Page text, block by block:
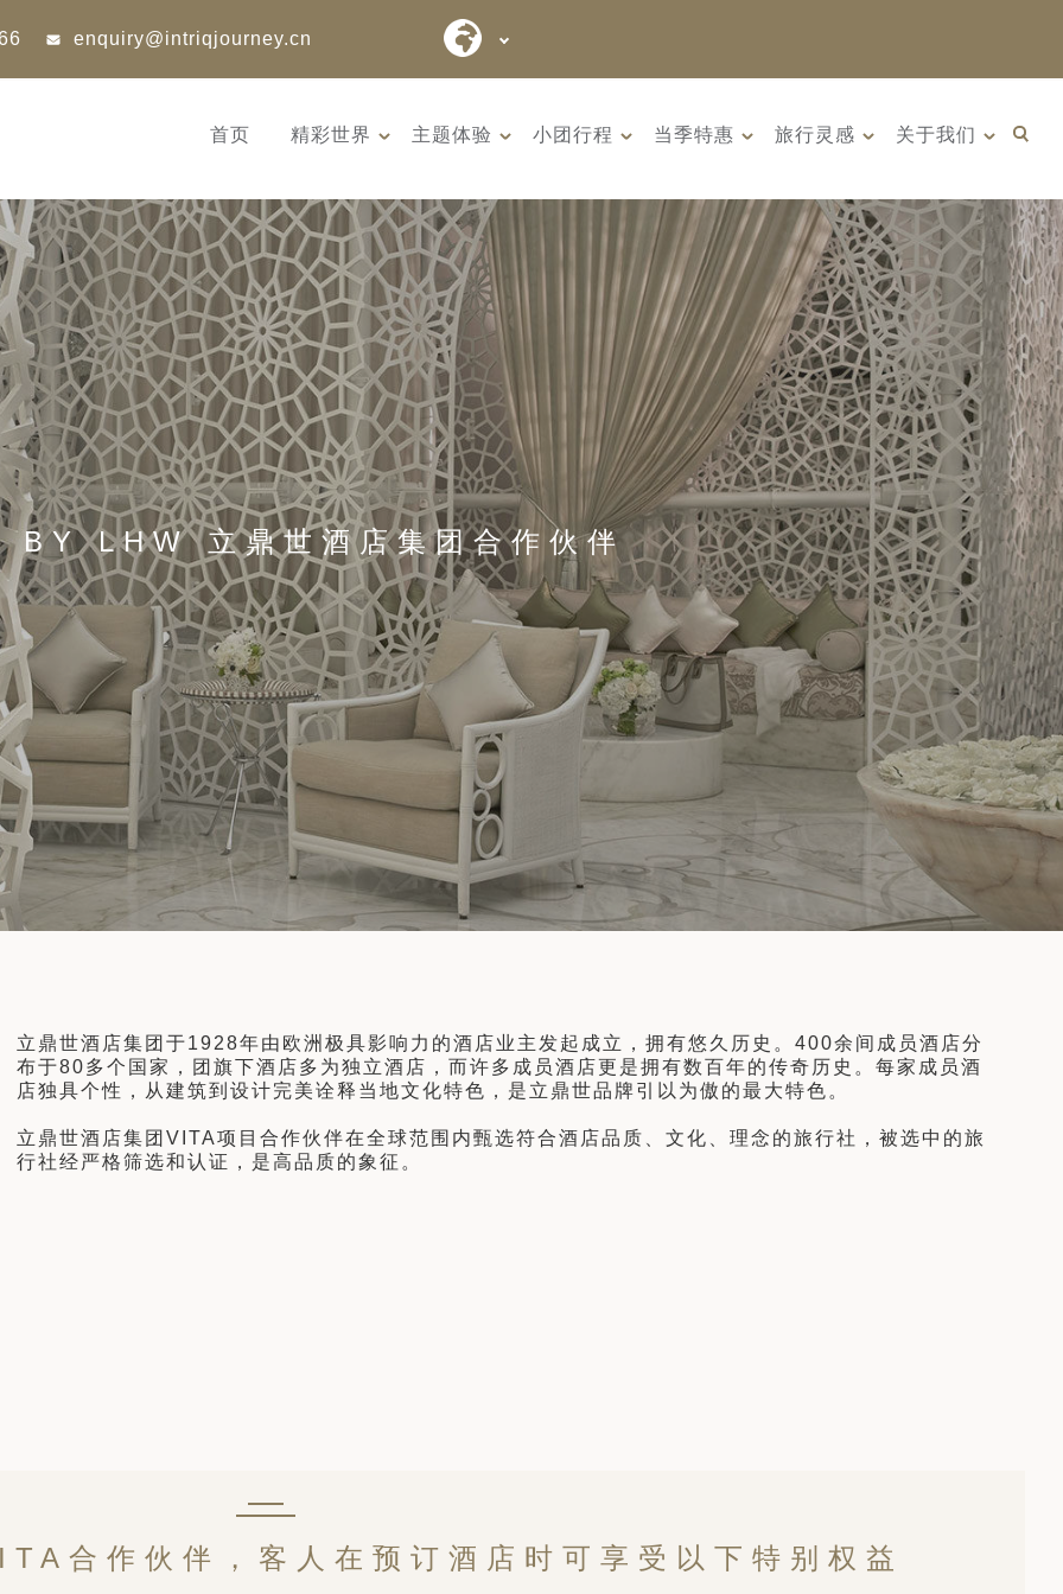
enquiry@intriqjourney.cn
首页 精彩世界 主题体验 小团行程
9天 桑尼亚大迁徙与黑猩猩
游猎之旅 （2026 年 7 月 18
日 – 26 日 ）
7 月迎来坦桑尼亚游猎季的巅
峰时刻 —— 此时晴空...
9天8晚
了解更多
12天 阿富汗: 传奇古国的前
世文明（2026 年 9 月 22 日
– 10 月 3 日）
阿富汗是世界上若干早期文明
的发祥地，亦是古丝绸之路...
12天11晚
了解更多
10天 俄罗斯远东 ：原始荒野
与被遗忘的历史（2026年8月
8日 – 17日）
俄罗斯远东是一片广袤荒野、
壮丽海岸线与迷人历史交织...
10天9晚
了解更多
当季特惠 旅行灵感 关于我们
LHW 立鼎世酒店集团合作伙伴
立鼎世酒店集团于1928年由欧洲极具影响力的酒店业主发起成立，拥有悠久历史。400余间成员酒店分
布于80多个国家，团旗下酒店多为独立酒店，而许多成员酒店更是拥有数百年的传奇历史。每家成员酒
店独具个性，从建筑到设计完美诠释当地文化特色，是立鼎世品牌引以为傲的最大特色。
立鼎世酒店集团VITA项目合作伙伴在全球范围内甄选符合酒店品质、文化、理念的旅行社，被选中的旅
行社经严格筛选和认证，是高品质的象征。
合作伙伴，客人在预订酒店时可享受以下特别权益